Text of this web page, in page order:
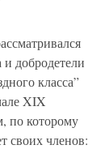
и добродетели
класса”
XIX
по которому
своих членов: